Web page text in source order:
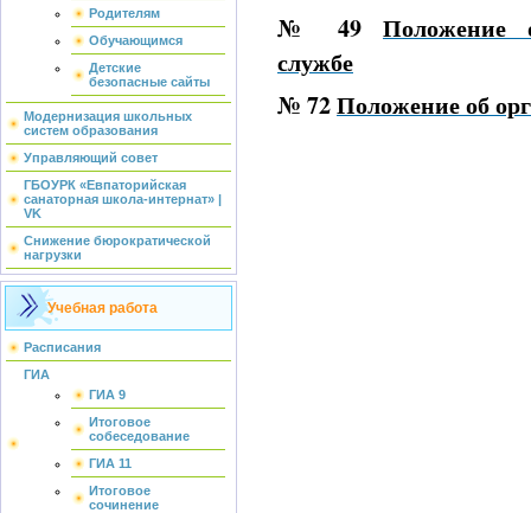
Родителям
Обучающимся
Детские
безопасные сайты
Модернизация школьных
систем образования
Управляющий совет
ГБОУРК «Евпаторийская
санаторная школа-интернат» |
VK
Снижение бюрократической
нагрузки
Учебная работа
Расписания
ГИА
ГИА 9
Итоговое
собеседование
ГИА 11
Итоговое
сочинение
№ 49 Положение
службе
№ 72Положение об